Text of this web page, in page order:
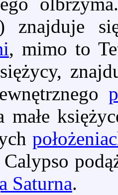
znajduje
, mimo to
małe
Saturna.